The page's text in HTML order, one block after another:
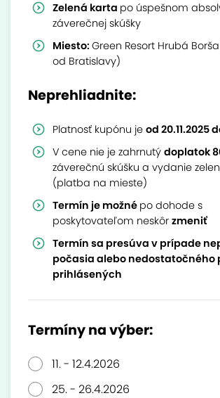
Zelená karta po úspešnom
záverečnej skúšky
Miesto: Green Resort Hrubá
od Bratislavy)
Neprehliadnite:
Platnosť kupónu je od 20.11.2025
V cene nie je zahrnutý doplatok
záverečnú skúšku a vydanie
(platba na mieste)
Termín je možné po dohode s
poskytovateľom neskôr zmeniť
Termín sa presúva v prípade
počasia alebo nedostatočného
prihlásených
Termíny na výber:
11. - 12.4.2026
25. - 26.4.2026